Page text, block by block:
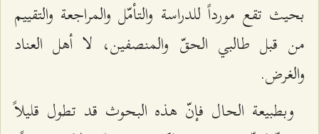
بحيث تقع مورداً للدراسة والتأمّل والمراجعة والتقييم
من قبل طالبي الحقّ والمنصفين، لا أهل العناد
والغرض.
وبطبيعة الحال فإنّ هذه البحوث قد تطول قليلاً